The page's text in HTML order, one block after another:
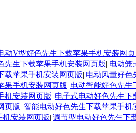
动V型好色先生下载苹果手机安装网页
先生下载苹果手机安装网页版| 电动笼
载苹果手机安装网页版| 电动风量好色
果手机安装网页版| 电动智能好色先生
机安装网页版| 电子式电动好色先生下
页版| 智能电动好色先生下载苹果手机
安装网页版| 调节型电动好色先生下